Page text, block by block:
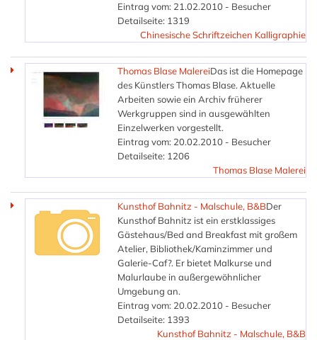
Eintrag vom: 21.02.2010 - Besucher
Detailseite: 1319
Chinesische Schriftzeichen Kalligraphie
Thomas Blase MalereiDas ist die Homepage
des Künstlers Thomas Blase. Aktuelle
Arbeiten sowie ein Archiv früherer
Werkgruppen sind in ausgewählten
Einzelwerken vorgestellt.
Eintrag vom: 20.02.2010 - Besucher
Detailseite: 1206
Thomas Blase Malerei
Kunsthof Bahnitz - Malschule, B&BDer
Kunsthof Bahnitz ist ein erstklassiges
Gästehaus/Bed and Breakfast mit großem
Atelier, Bibliothek/Kaminzimmer und
Galerie-Caf?. Er bietet Malkurse und
Malurlaube in außergewöhnlicher
Umgebung an.
Eintrag vom: 20.02.2010 - Besucher
Detailseite: 1393
Kunsthof Bahnitz - Malschule, B&B